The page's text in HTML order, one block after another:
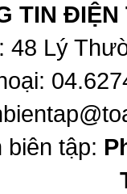
TIN
48 Lý
tập: